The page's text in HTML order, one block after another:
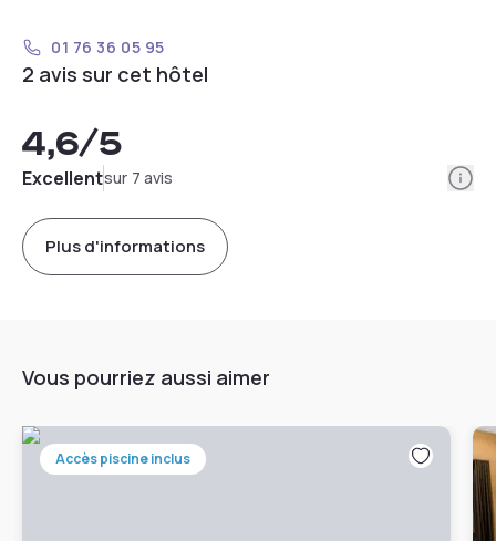
01 76 36 05 95
2 avis sur cet hôtel
4,6/5
Excellentsur 7 avis
Plus d'informations
Vous pourriez aussi aimer
Accès piscine inclus